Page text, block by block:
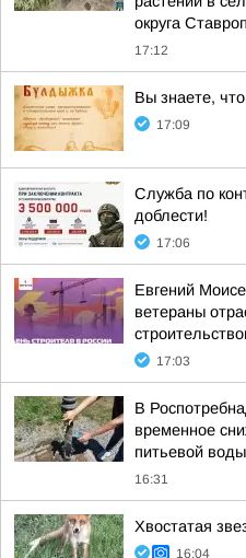
округа
17:12
Вы знаете,
17:09
Служба по
доблести!
17:06
Евгений
ветераны
17:03
В
временное
питьевой
16:31
Хвостатая
16:04